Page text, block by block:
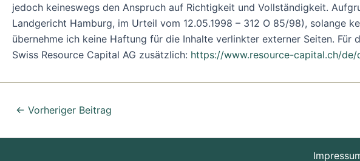
jedoch keineswegs den Anspruch auf Richtigkeit und Vollständigkeit.
Landgericht Hamburg, im Urteil vom 12.05.1998 – 312 O 85/98), solange
übernehme ich keine Haftung für die Inhalte verlinkter externer Seiten.
Swiss Resource Capital AG zusätzlich: https://www.resource-capital.ch/de/
← Vorheriger Beitrag